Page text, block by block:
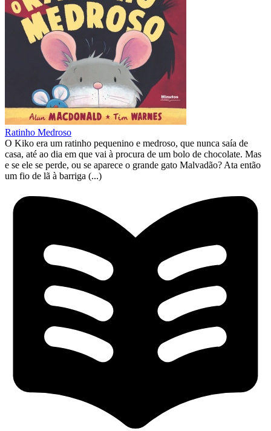
Ratinho Medroso
O Kiko era um ratinho pequenino e medroso, que nunca saía de
casa, até ao dia em que vai à procura de um bolo de chocolate. Mas
e se ele se perde, ou se aparece o grande gato Malvadão? Ata então
um fio de lã à barriga (...)